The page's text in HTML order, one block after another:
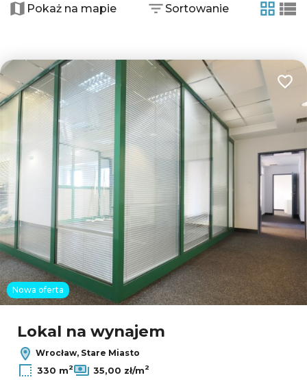
2
3
3
4
24
−
Leaflet|© OpenMapTiles© OpenStreetMap contributors
Pokaż na mapie Sortowanie
tabela
Nowa oferta
Lokal na wynajem
Wrocław, Stare Miasto
330 m2 35,00 zł/m2